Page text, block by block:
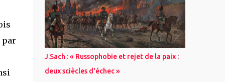
par
Vous pouvez signer une pétition de solidarité
ici . ~ (Mauro Carlo Zanella ): Un ami m’écrit
: « Bien sûr que tu as du courage! » Mais la
vérité est que j’ai vraiment peur, j’ai un
rendez-vous à confirmer avec Yurii et au
dernier moment je voudrais reporter la
rencontre. Je m’imagine, dans un crescendo
J.Sach : « Russophobie et rejet de la paix :
deux sciècles d'échec »